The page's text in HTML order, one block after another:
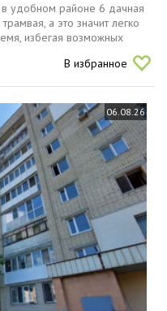
удобном районе 6 дачная
а это значит легко
избегая возможных
для проживания.
В избранное
06.08.26